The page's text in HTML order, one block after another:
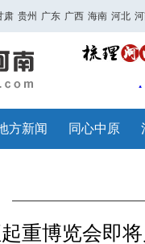
肃 贵州 广东 广西 海南 河北
方新闻 同心中原
重博览会即